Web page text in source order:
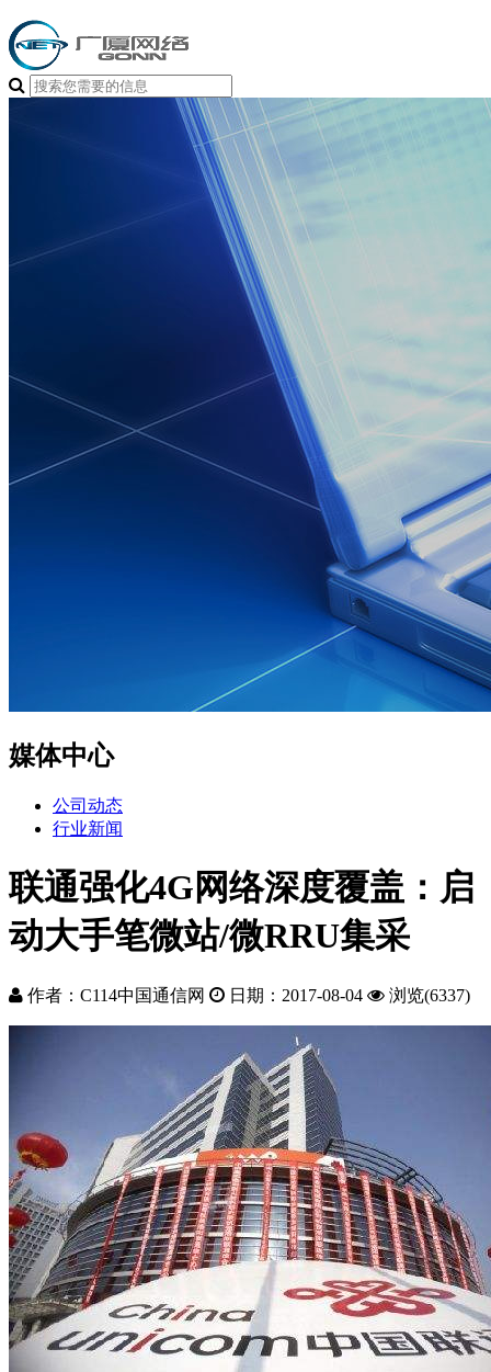
媒体中心
公司动态
行业新闻
联通强化4G网络深度覆盖：启
动大手笔微站/微RRU集采
作者：C114中国通信网 日期：2017-08-04 浏览(6337)